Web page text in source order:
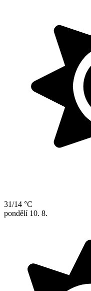
31/14 °C
pondělí 10. 8.